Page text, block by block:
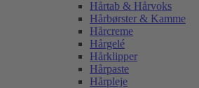
Hårtab & Hårvoks
Hårbørster & Kamme
Hårcreme
Hårgelé
Hårklipper
Hårpaste
Hårpleje